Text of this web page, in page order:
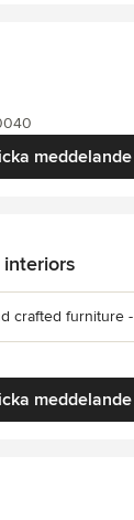
meddelande
crafted furniture -
meddelande